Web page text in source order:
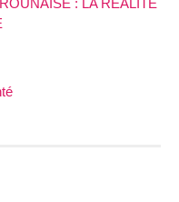
: LA RÉALITÉ